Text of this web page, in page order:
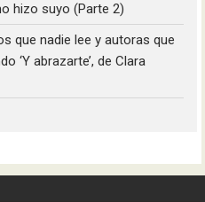
hizo suyo (Parte 2)
que nadie lee y autoras que
‘Y abrazarte’, de Clara